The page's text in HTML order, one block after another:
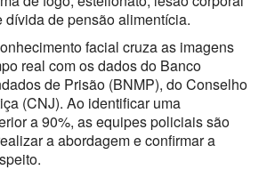
dívida de pensão alimentícia.
facial cruza as imagens
real com os dados do Banco
de Prisão (BNMP), do Conselho
(CNJ). Ao identificar uma
a 90%, as equipes policiais são
a abordagem e confirmar a